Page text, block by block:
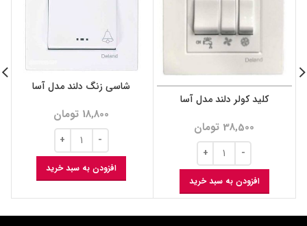
کلید کولر دلند مدل آسا
38,500 تومان
افزودن به سبد خرید
شاسی زنگ دلند مدل آسا
18,800 تومان
افزودن به سبد خرید